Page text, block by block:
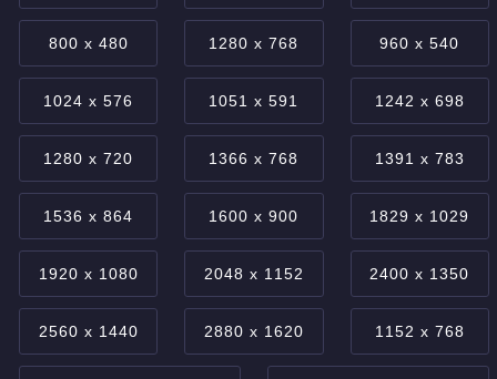
800 x 480 1280 x 768 960 x 540
1024 x 576 1051 x 591 1242 x 698
1280 x 720 1366 x 768 1391 x 783
1536 x 864 1600 x 900 1829 x 1029
1920 x 1080 2048 x 1152 2400 x 1350
2560 x 1440 2880 x 1620 1152 x 768